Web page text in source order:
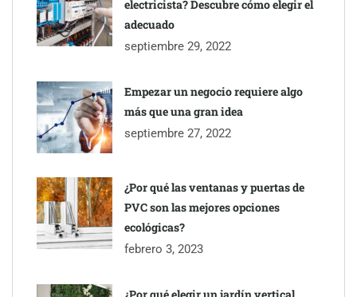
electricista? Descubre cómo elegir el
adecuado
septiembre 29, 2022
Empezar un negocio requiere algo
más que una gran idea
septiembre 27, 2022
¿Por qué las ventanas y puertas de
PVC son las mejores opciones
ecológicas?
febrero 3, 2023